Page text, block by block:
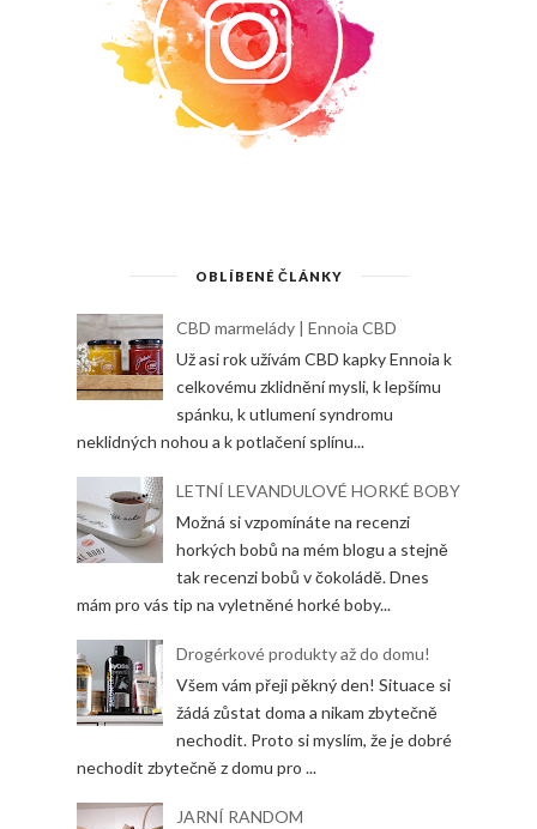
OBLÍBENÉ ČLÁNKY
CBD marmelády | Ennoia CBD
Už asi rok užívám CBD kapky Ennoia k
celkovému zklidnění mysli, k lepšímu
spánku, k utlumení syndromu
neklidných nohou a k potlačení splínu...
LETNÍ LEVANDULOVÉ HORKÉ BOBY
Možná si vzpomínáte na recenzi
horkých bobů na mém blogu a stejně
tak recenzi bobů v čokoládě. Dnes
mám pro vás tip na vyletněné horké boby...
Drogérkové produkty až do domu!
Všem vám přeji pěkný den! Situace si
žádá zůstat doma a nikam zbytečně
nechodit. Proto si myslím, že je dobré
nechodit zbytečně z domu pro ...
JARNÍ RANDOM